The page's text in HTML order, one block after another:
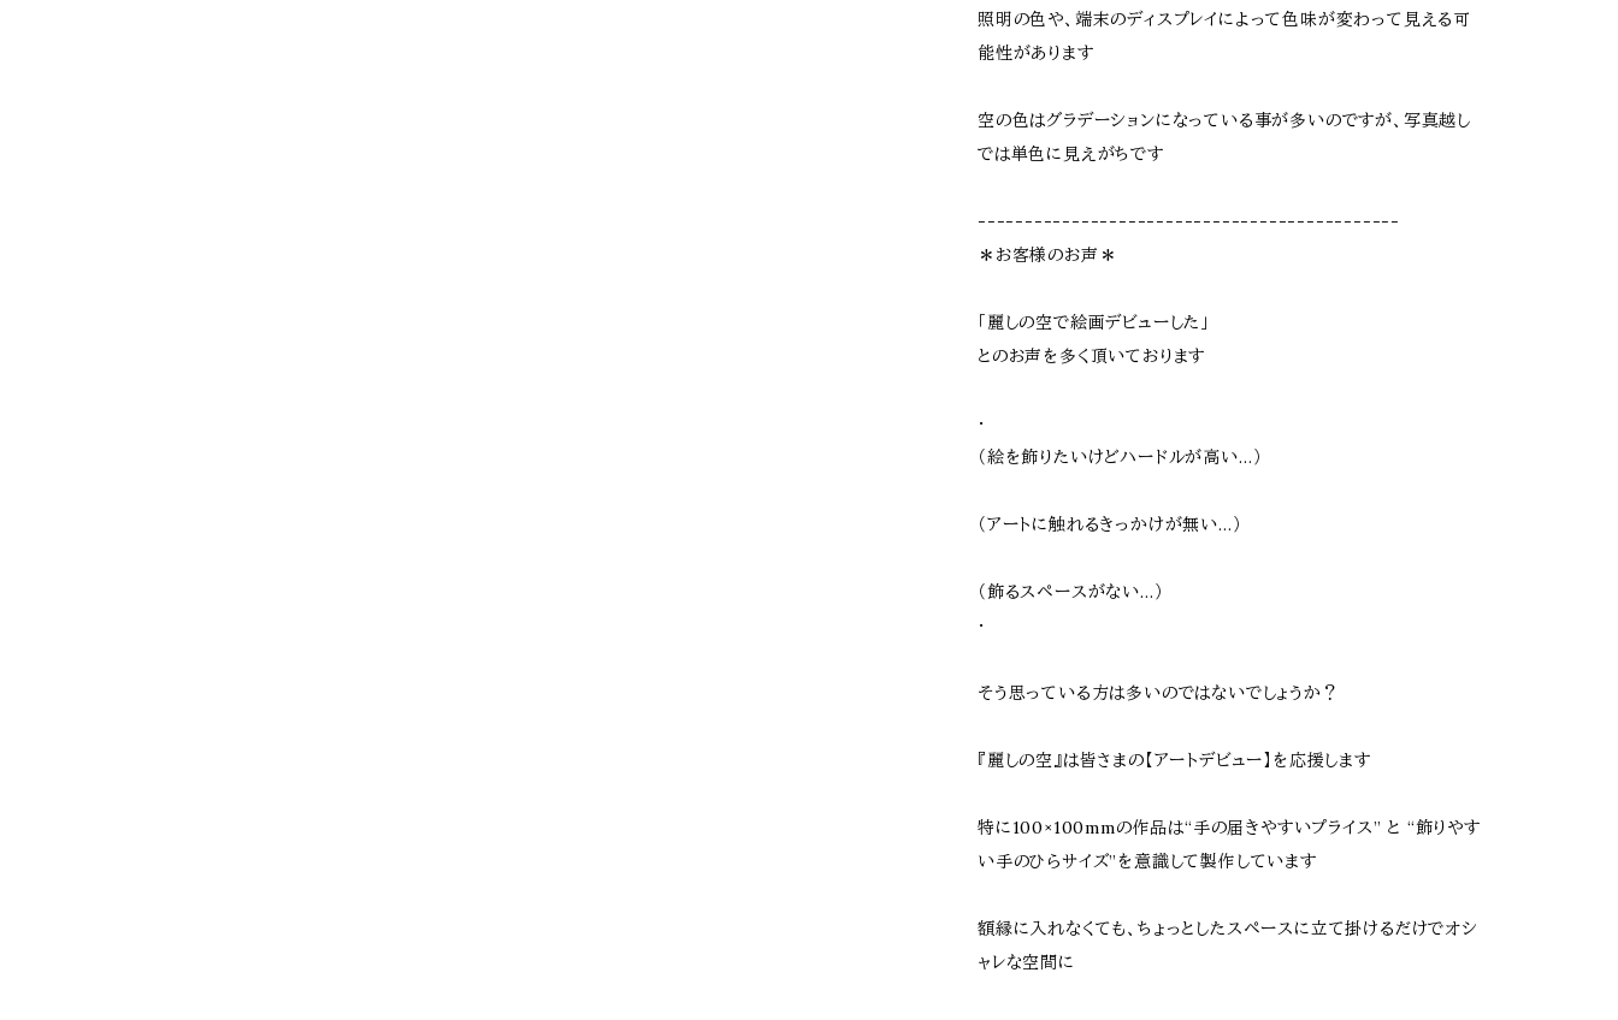
照明の色や、端末のディスプレイによって色味が変わって見える可
能性があります
空の色はグラデーションになっている事が多いのですが、写真越し
では単色に見えがちです
---------------------------------------------
＊お客様のお声＊
「麗しの空で絵画デビューした」
とのお声を多く頂いております
･
（絵を飾りたいけどハードルが高い…）
（アートに触れるきっかけが無い…）
（飾るスペースがない…）
･
そう思っている方は多いのではないでしょうか？
『麗しの空』は皆さまの【アートデビュー】を応援します
特に100×100mmの作品は“手の届きやすいプライス” と “飾りやす
い手のひらサイズ”を意識して製作しています
額縁に入れなくても、ちょっとしたスペースに立て掛けるだけでオシ
ャレな空間に